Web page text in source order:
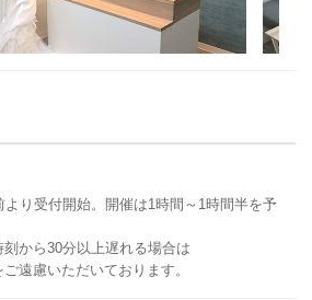
より受付開始。開催は1時間～1時間半を予
から30分以上遅れる場合は
遠慮いただいております。